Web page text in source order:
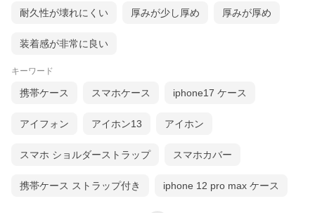
をクリアすることと規定された、米軍採用品の選定に用いられる
516.6 Procedure IV」をクリアしています。
耐久性が壊れにくい 厚みが少し厚め 厚みが厚め
装着感が非常に良い
キーワード
携帯ケース スマホケース iphone17 ケース
アイフォン アイホン13 アイホン
スマホ ショルダーストラップ スマホカバー
携帯ケース ストラップ付き iphone 12 pro max ケース